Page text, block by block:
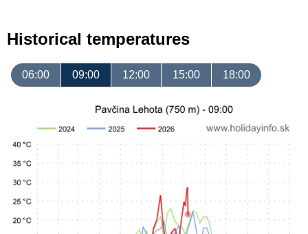
Historical temperatures
06:00 09:00 12:00 15:00 18:00